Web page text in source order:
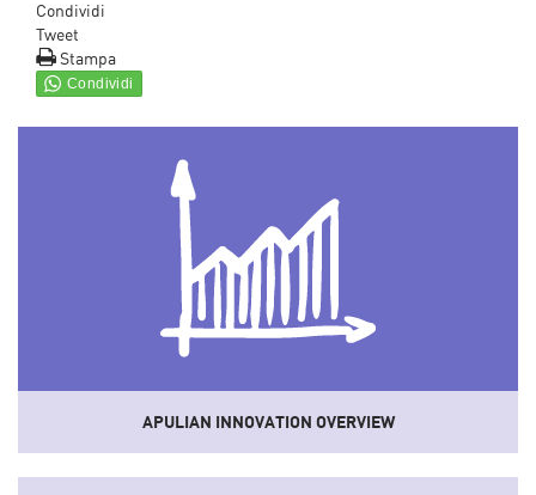
Condividi
Tweet
Stampa
APULIAN INNOVATION OVERVIEW
Unostrumentoche sistematizza dati e informazioni del
sistema socio-economico e dell'innovazione regionale